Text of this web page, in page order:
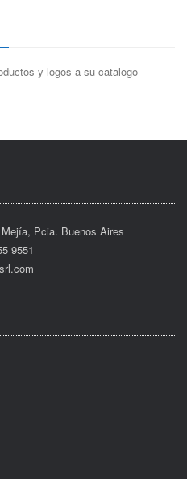
y logos a su catalogo
Pcia. Buenos Aires
9551